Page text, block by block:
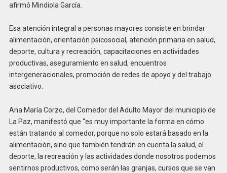
afirmó Mindiola García.
Esa atención integral a personas mayores consiste en brindar
alimentación, orientación psicosocial, atención primaria en salud,
deporte, cultura y recreación, capacitaciones en actividades
productivas, aseguramiento en salud, encuentros
intergeneracionales, promoción de redes de apoyo y del trabajo
asociativo.
Ana María Corzo, del Comedor del Adulto Mayor del municipio de
La Paz, manifestó que “es muy importante la forma en cómo
están tratando al comedor, porque no solo estará basado en la
alimentación, sino que también tendrán en cuenta la salud, el
deporte, la recreación y las actividades donde nosotros podemos
sentirnos productivos, como serán las granjas, cursos que se van